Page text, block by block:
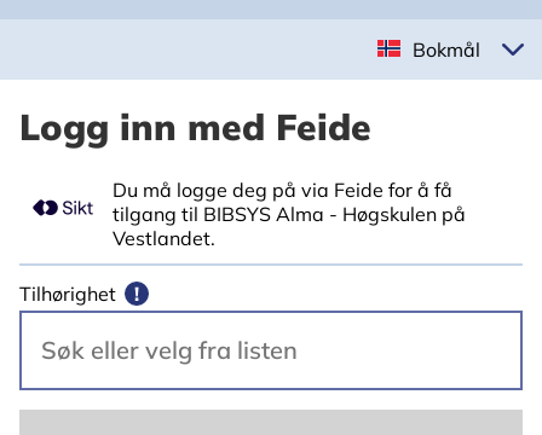
Bokmål
Logg inn med Feide
Du må logge deg på via Feide for å få
tilgang til BIBSYS Alma - Høgskulen på
Vestlandet.
Tilhørighet !